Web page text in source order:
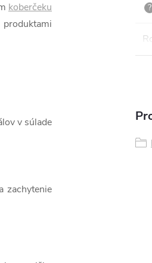
koberčeku
v súlade
zachytenie
?